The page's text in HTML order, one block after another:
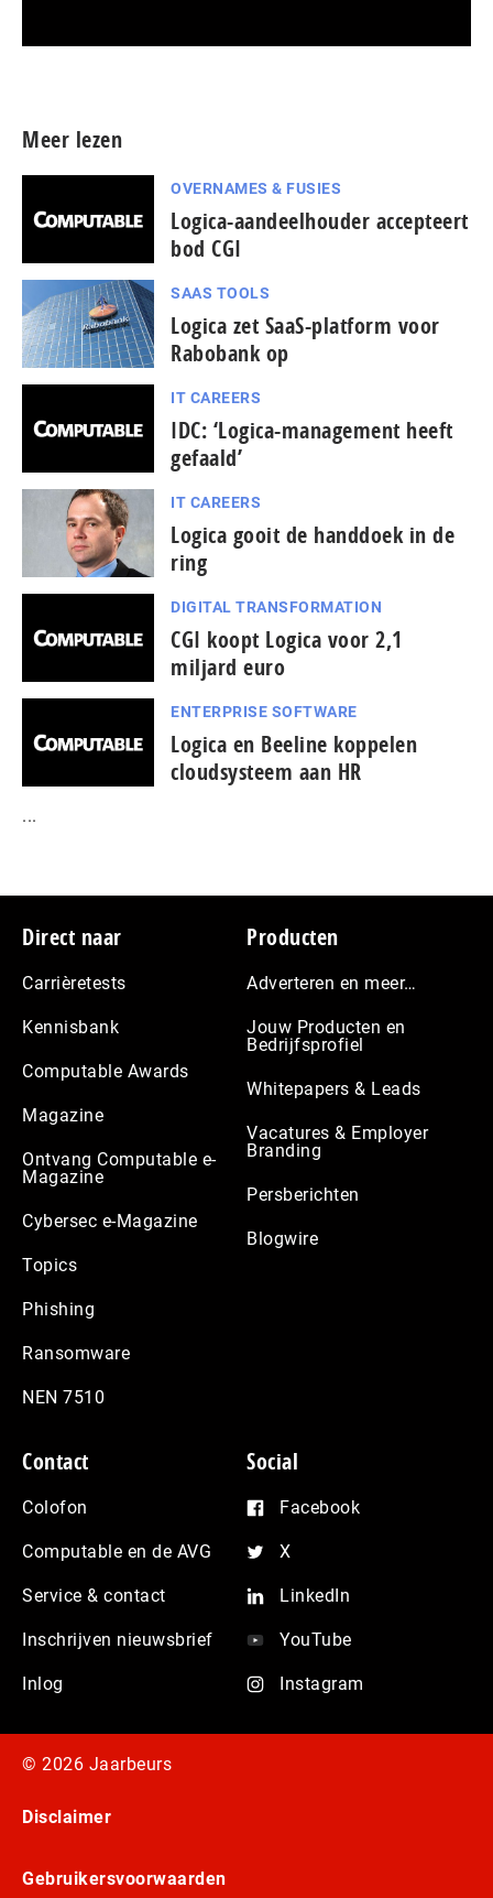
Meer lezen
OVERNAMES & FUSIES
Logica-aandeelhouder accepteert
bod CGI
SAAS TOOLS
Logica zet SaaS-platform voor
Rabobank op
IT CAREERS
IDC: ‘Logica-management heeft
gefaald’
IT CAREERS
Logica gooit de handdoek in de
ring
DIGITAL TRANSFORMATION
CGI koopt Logica voor 2,1
miljard euro
ENTERPRISE SOFTWARE
Logica en Beeline koppelen
cloudsysteem aan HR
...
Footer
Direct naar
Carrièretests
Kennisbank
Computable Awards
Magazine
Ontvang Computable e-
Magazine
Cybersec e-Magazine
Topics
Phishing
Ransomware
NEN 7510
Producten
Adverteren en meer…
Jouw Producten en
Bedrijfsprofiel
Whitepapers & Leads
Vacatures & Employer
Branding
Persberichten
Blogwire
Contact
Colofon
Computable en de AVG
Service & contact
Inschrijven nieuwsbrief
Inlog
Social
Facebook
X
LinkedIn
YouTube
Instagram
© 2026 Jaarbeurs
Disclaimer
Gebruikersvoorwaarden